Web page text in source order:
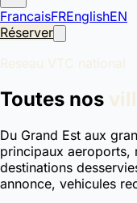
FrancaisFREnglishEN
Réserver
Reseau VTC national
Toutes nos
Du Grand Est aux
principaux aeroports,
destinations
annonce, vehicules